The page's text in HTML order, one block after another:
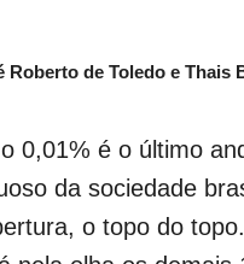
Roberto de Toledo e Thais
0,01% é o último
da sociedade
o topo do